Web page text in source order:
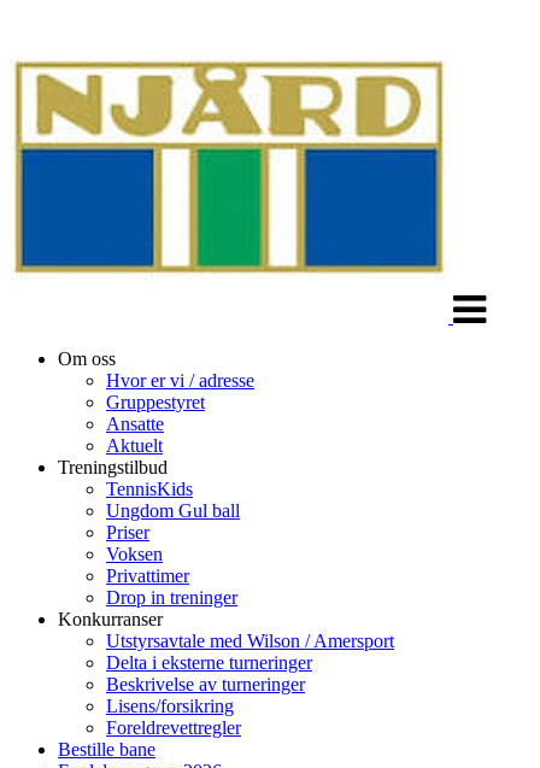
Om oss
Hvor er vi / adresse
Gruppestyret
Ansatte
Aktuelt
Treningstilbud
TennisKids
Ungdom Gul ball
Priser
Voksen
Privattimer
Drop in treninger
Konkurranser
Utstyrsavtale med Wilson / Amersport
Delta i eksterne turneringer
Beskrivelse av turneringer
Lisens/forsikring
Foreldrevettregler
Bestille bane